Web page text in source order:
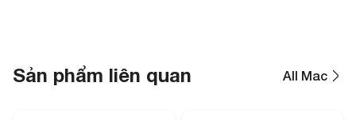
Sản phẩm liên quan All Mac